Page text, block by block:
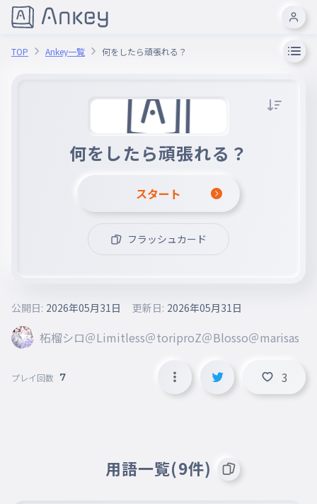
TOP Ankey一覧 何をしたら頑張れる？
何をしたら頑張れる？
スタート
フラッシュカード
柘榴シロ＠Limitless＠toriproZ＠Blosso＠marisas
公開日: 2026年05月31日 更新日: 2026年05月31日
プレイ回数 7 3
用語一覧(9件)